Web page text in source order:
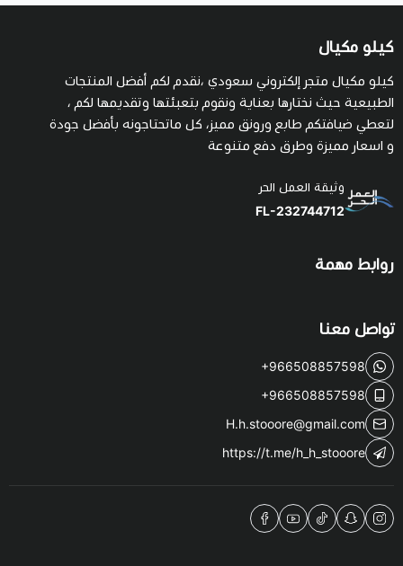
كيلو مكيال
كيلو مكيال متجر إلكتروني سعودي ،نقدم لكم أفضل المنتجات
الطبيعية حيث نختارها بعناية ونقوم بتعبئتها وتقديمها لكم ،
لتعطي ضيافتكم طابع ورونق مميز، كل ماتحتاجونه بأفضل جودة
و اسعار مميزة وطرق دفع متنوعة
وثيقة العمل الحر
FL-232744712
روابط مهمة
تواصل معنا
+966508857598
+966508857598
H.h.stooore@gmail.com
https://t.me/h_h_stooore